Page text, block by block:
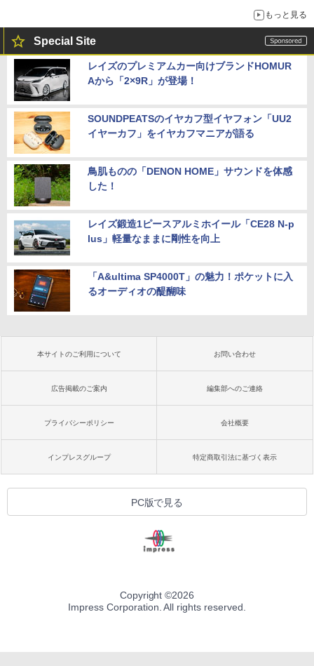
もっと見る
Special Site
レイズのプレミアムカー向けブランドHOMUR
Aから「2×9R」が登場！
SOUNDPEATSのイヤカフ型イヤフォン「UU2
イヤーカフ」をイヤカフマニアが語る
鳥肌ものの「DENON HOME」サウンドを体感
した！
レイズ鍛造1ピースアルミホイール「CE28 N-p
lus」軽量なままに剛性を向上
「A&ultima SP4000T」の魅力！ポケットに入
るオーディオの醍醐味
本サイトのご利用について お問い合わせ
広告掲載のご案内 編集部へのご連絡
プライバシーポリシー 会社概要
インプレスグループ 特定商取引法に基づく表示
PC版で見る
Copyright ©2026
Impress Corporation. All rights reserved.